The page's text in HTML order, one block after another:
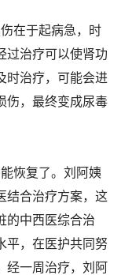
在于起病急，时
过治疗可以使肾功
时治疗，可能会进
伤，最终变成尿毒
恢复了。刘阿姨
结合治疗方案，这
的中西医综合治
平，在医护共同努
经一周治疗，刘阿